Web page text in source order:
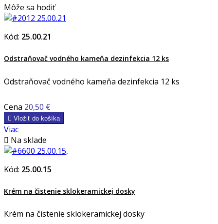
Môže sa hodiť
Kód: 25.00.21
Odstraňovač vodného kameňa dezinfekcia 12 ks
Odstraňovač vodného kameňa dezinfekcia 12 ks
Cena 20,50 €
 Vložiť do košíka
Viac
 Na sklade
Kód: 25.00.15
Krém na čistenie sklokeramickej dosky
Krém na čistenie sklokeramickej dosky